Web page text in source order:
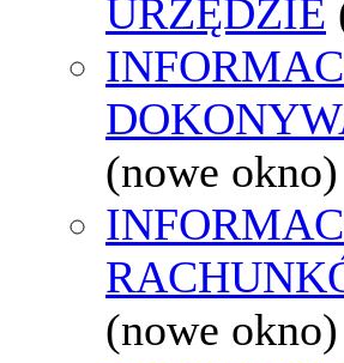
URZĘDZIE
(nowe okno)
(nowe okno)